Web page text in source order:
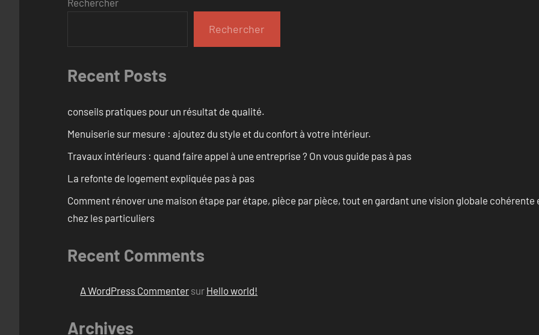
Rechercher
Recent Posts
conseils pratiques pour un résultat de qualité.
Menuiserie sur mesure : ajoutez du style et du confort à votre intérieur.
Travaux intérieurs : quand faire appel à une entreprise ? On vous guide pas à pas
La refonte de logement expliquée pas à pas
Comment rénover une maison étape par étape, pièce par pièce, tout en gardant une vision globale
chez les particuliers
Recent Comments
A WordPress Commenter sur Hello world!
Archives